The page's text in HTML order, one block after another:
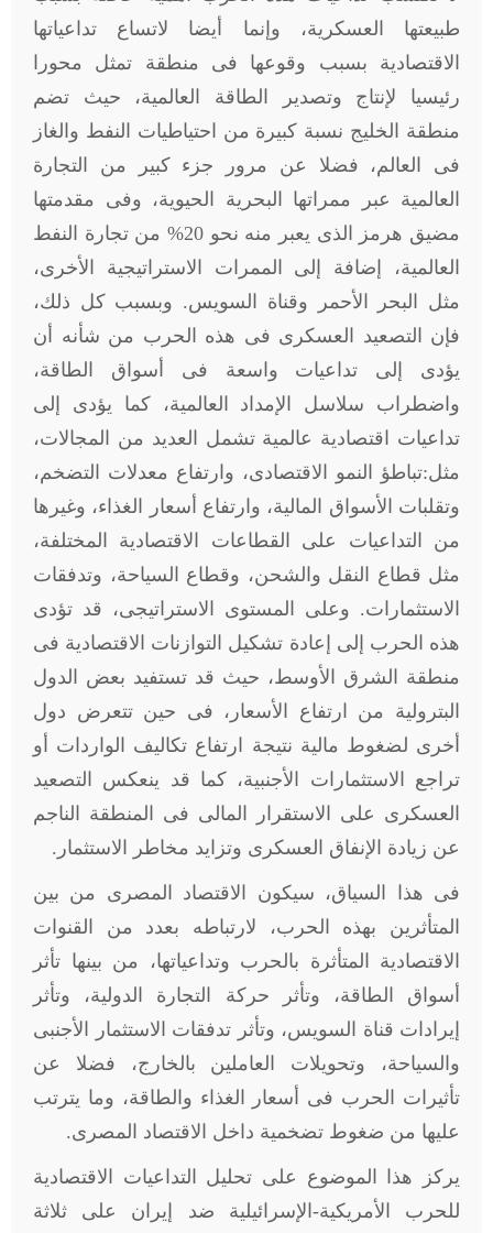
طبيعتها العسكرية، وإنما أيضا لاتساع تداعياتها
الاقتصادية بسبب وقوعها فى منطقة تمثل محورا
رئيسيا لإنتاج وتصدير الطاقة العالمية، حيث تضم
منطقة الخليج نسبة كبيرة من احتياطيات النفط والغاز
فى العالم، فضلا عن مرور جزء كبير من التجارة
العالمية عبر ممراتها البحرية الحيوية، وفى مقدمتها
مضيق هرمز الذى يعبر منه نحو 20% من تجارة النفط
العالمية، إضافة إلى الممرات الاستراتيجية الأخرى،
مثل البحر الأحمر وقناة السويس. وبسبب كل ذلك،
فإن التصعيد العسكرى فى هذه الحرب من شأنه أن
يؤدى إلى تداعيات واسعة فى أسواق الطاقة،
واضطراب سلاسل الإمداد العالمية، كما يؤدى إلى
تداعيات اقتصادية عالمية تشمل العديد من المجالات،
مثل:تباطؤ النمو الاقتصادى، وارتفاع معدلات التضخم،
وتقلبات الأسواق المالية، وارتفاع أسعار الغذاء، وغيرها
من التداعيات على القطاعات الاقتصادية المختلفة،
مثل قطاع النقل والشحن، وقطاع السياحة، وتدفقات
الاستثمارات. وعلى المستوى الاستراتيجى، قد تؤدى
هذه الحرب إلى إعادة تشكيل التوازنات الاقتصادية فى
منطقة الشرق الأوسط، حيث قد تستفيد بعض الدول
البترولية من ارتفاع الأسعار، فى حين تتعرض دول
أخرى لضغوط مالية نتيجة ارتفاع تكاليف الواردات أو
تراجع الاستثمارات الأجنبية، كما قد ينعكس التصعيد
العسكرى على الاستقرار المالى فى المنطقة الناجم
عن زيادة الإنفاق العسكرى وتزايد مخاطر الاستثمار.
فى هذا السياق، سيكون الاقتصاد المصرى من بين
المتأثرين بهذه الحرب، لارتباطه بعدد من القنوات
الاقتصادية المتأثرة بالحرب وتداعياتها، من بينها تأثر
أسواق الطاقة، وتأثر حركة التجارة الدولية، وتأثر
إيرادات قناة السويس، وتأثر تدفقات الاستثمار الأجنبى
والسياحة، وتحويلات العاملين بالخارج، فضلا عن
تأثيرات الحرب فى أسعار الغذاء والطاقة، وما يترتب
عليها من ضغوط تضخمية داخل الاقتصاد المصرى.
يركز هذا الموضوع على تحليل التداعيات الاقتصادية
للحرب الأمريكية-الإسرائيلية ضد إيران على ثلاثة